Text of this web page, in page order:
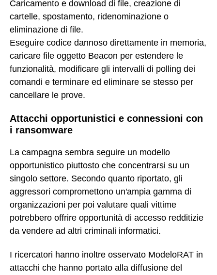
Caricamento e download di file, creazione di
cartelle, spostamento, ridenominazione o
eliminazione di file.
Eseguire codice dannoso direttamente in memoria,
caricare file oggetto Beacon per estendere le
funzionalità, modificare gli intervalli di polling dei
comandi e terminare ed eliminare se stesso per
cancellare le prove.
Attacchi opportunistici e connessioni con
i ransomware
La campagna sembra seguire un modello
opportunistico piuttosto che concentrarsi su un
singolo settore. Secondo quanto riportato, gli
aggressori compromettono un'ampia gamma di
organizzazioni per poi valutare quali vittime
potrebbero offrire opportunità di accesso redditizie
da vendere ad altri criminali informatici.
I ricercatori hanno inoltre osservato ModeloRAT in
attacchi che hanno portato alla diffusione del